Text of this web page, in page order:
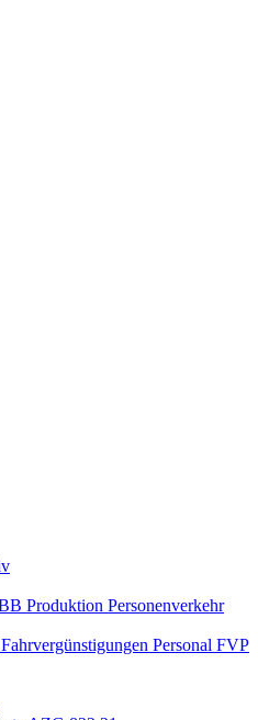
Produktion Personenverkehr
Personal FVP